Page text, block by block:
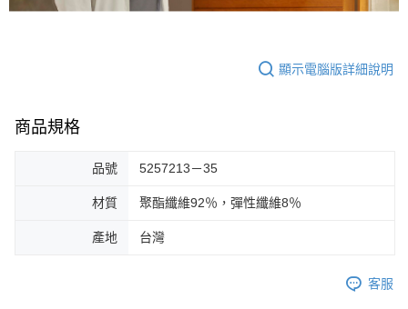
顯示電腦版詳細說明
商品規格
品號 5257213－35
材質 聚酯纖維92％，彈性纖維8％
產地 台灣
客服